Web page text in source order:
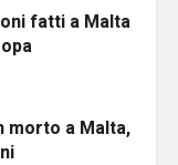
fatti a Malta
morto a Malta,